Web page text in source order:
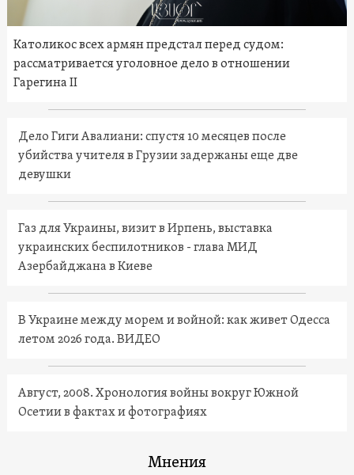
Католикос всех армян предстал перед судом:
рассматривается уголовное дело в отношении
Гарегина II
Дело Гиги Авалиани: спустя 10 месяцев после
убийства учителя в Грузии задержаны еще две
девушки
Газ для Украины, визит в Ирпень, выставка
украинских беспилотников - глава МИД
Азербайджана в Киеве
В Украине между морем и войной: как живет Одесса
летом 2026 года. ВИДЕО
Август, 2008. Хронология войны вокруг Южной
Осетии в фактах и фотографиях
Мнения